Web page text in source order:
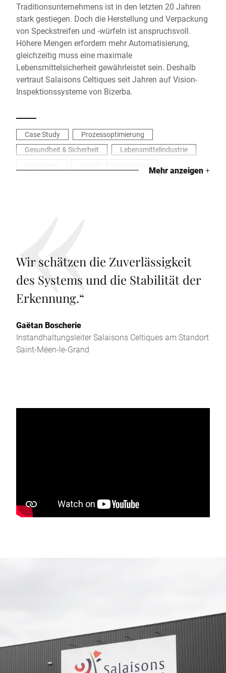
Traditionsunternehmens ist in den letzten 20 Jahren
stark gestiegen. Doch die Herstellung und Verpackung
von Speckstreifen und -würfeln ist anspruchsvoll.
Höhere Mengen erfordern mehr Automatisierung,
gleichzeitig muss eine maximale
Lebensmittelsicherheit gewährleistet sein. Deshalb
vertraut Salaisons Celtiques seit Jahren auf Vision-
Inspektionssysteme von Bizerba.
Case Study
Prozessoptimierung
Gesundheit & Sicherheit
Lebensmittelindustrie
Mehr anzeigen+
Wir schätzen die Zuverlässigkeit
des Systems und die Stabilität der
Erkennung.“
Gaëtan Boscherie
Instandhaltungsleiter Salaisons Celtiques am Standort
Saint-Méen-le-Grand